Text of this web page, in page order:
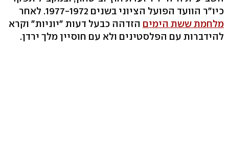
כיו"ר הוועד הפועל הציוני בשנים 1977-1972. לאחר
מלחמת ששת הימים הזדהה כבעל דעות "יוניות" וקרא
להידברות עם הפלסטינים ולא עם חוסיין מלך ירדן.